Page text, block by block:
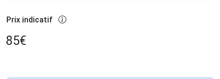
Prix indicatif
85€